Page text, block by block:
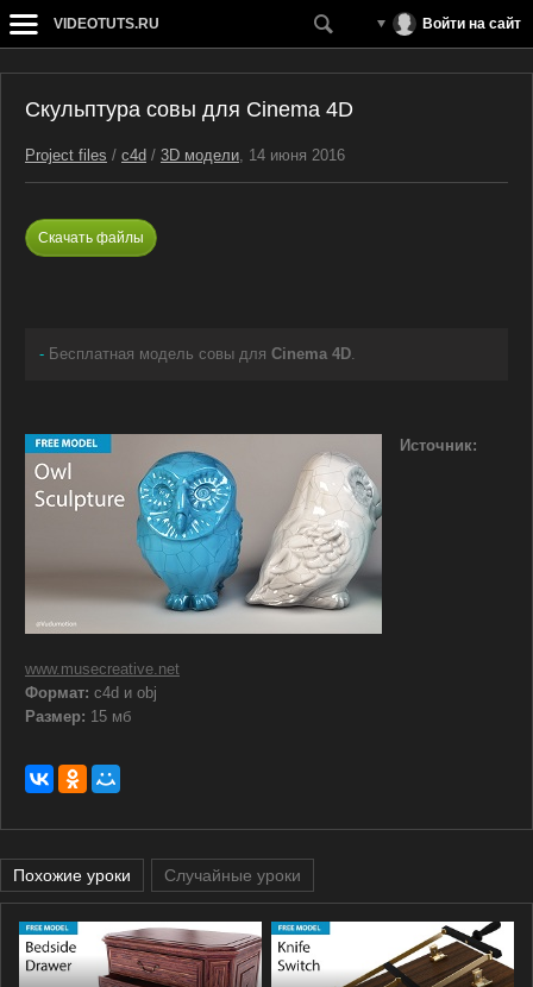
VIDEOTUTS.RU Войти на сайт
Скульптура совы для Cinema 4D
Project files / c4d / 3D модели, 14 июня 2016
Скачать файлы
- Бесплатная модель совы для Cinema 4D.
Источник:
www.musecreative.net
Формат: c4d и obj
Размер: 15 мб
Похожие уроки Случайные уроки